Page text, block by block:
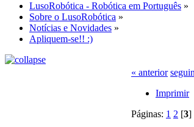
LusoRobótica - Robótica em Português »
Sobre o LusoRobótica »
Notícias e Novidades »
Apliquem-se!! :)
« anterior
Imprimir
Páginas: 1 2 [3]